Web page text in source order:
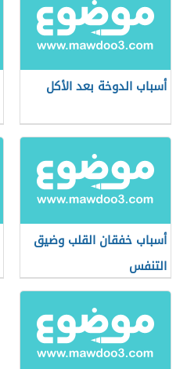
أسباب الدوخة بعد الأكل
أسباب خفقان القلب وضيق
التنفس